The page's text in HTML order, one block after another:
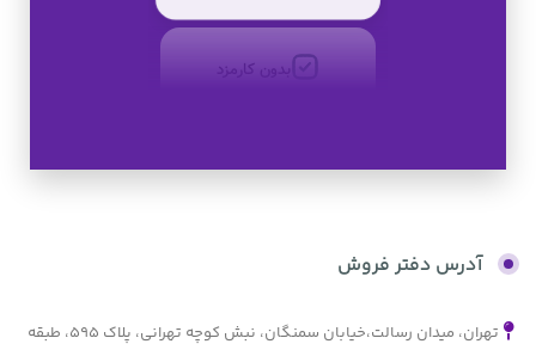
بدون کارمزد
آدرس دفتر فروش
تهران، میدان رسالت،خیابان سمنگان، نبش کوچه تهرانی، پلاک ۵۹۵، طبقه